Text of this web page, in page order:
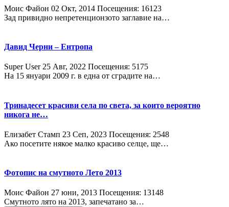
Моис Файон 02 Окт, 2014 Посещения: 16123
Зад привидно непретенционзото заглавие на…
Давид Черни – Ентропа
Super User 25 Авг, 2022 Посещения: 5175
На 15 януари 2009 г. в една от сградите на…
Тринадесет красиви села по света, за които вероятно
никога не…
Елизабет Стамп 23 Сeп, 2023 Посещения: 2548
Ако посетите някое малко красиво селце, ще…
Фотопис на смутното Лето 2013
Моис Файон 27 юни, 2013 Посещения: 13148
Смутното лято на 2013, запечатано за…